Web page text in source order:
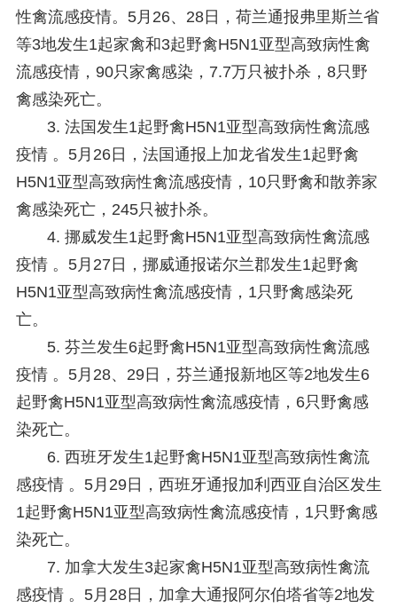
性禽流感疫情。 5月26、28日，荷兰通报弗里斯兰省
等3地发生1起家禽和3起野禽H5N1亚型高致病性禽
流感疫情，90只家禽感染，7.7万只被扑杀，8只野
禽感染死亡。
3. 法国发生1起野禽H5N1亚型高致病性禽流感
疫情 。 5月26日，法国通报上加龙省发生1起野禽
H5N1亚型高致病性禽流感疫情，10只野禽和散养家
禽感染死亡，245只被扑杀。
4. 挪威发生1起野禽H5N1亚型高致病性禽流感
疫情 。 5月27日，挪威通报诺尔兰郡发生1起野禽
H5N1亚型高致病性禽流感疫情，1只野禽感染死
亡。
5. 芬兰发生6起野禽H5N1亚型高致病性禽流感
疫情 。 5月28、29日，芬兰通报新地区等2地发生6
起野禽H5N1亚型高致病性禽流感疫情，6只野禽感
染死亡。
6. 西班牙发生1起野禽H5N1亚型高致病性禽流
感疫情 。 5月29日，西班牙通报加利西亚自治区发生
1起野禽H5N1亚型高致病性禽流感疫情，1只野禽感
染死亡。
7. 加拿大发生3起家禽H5N1亚型高致病性禽流
感疫情 。 5月28日，加拿大通报阿尔伯塔省等2地发